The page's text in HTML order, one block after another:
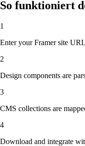
So funktioniert
1
Enter your Framer site URL
2
Design components are
3
CMS collections are
4
Download and integrate